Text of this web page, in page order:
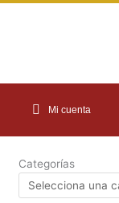
Mi cuenta
Categorías